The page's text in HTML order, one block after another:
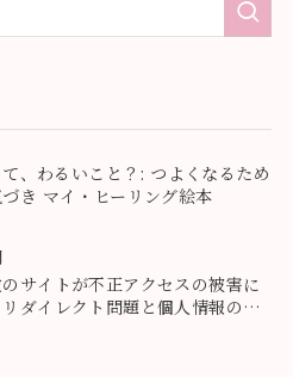
、わるいこと？: つよくなるため
き マイ・ヒーリング絵本
サイトが不正アクセスの被害に
ダイレクト問題と個人情報のご